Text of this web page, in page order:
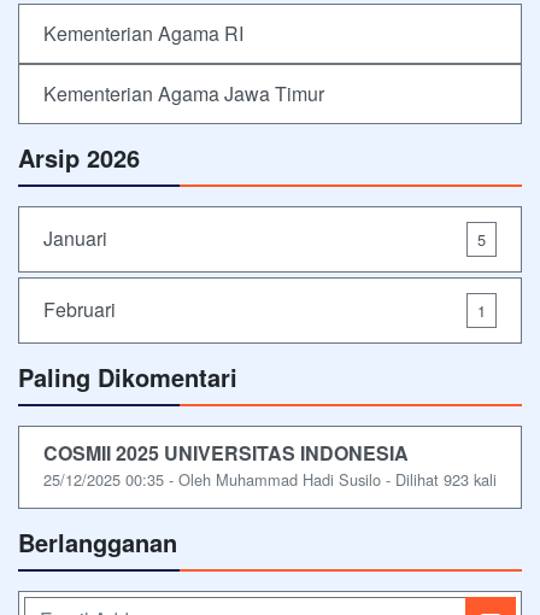
Kementerian Agama RI
Kementerian Agama Jawa Timur
Arsip 2026
Januari 5
Februari 1
Paling Dikomentari
COSMII 2025 UNIVERSITAS INDONESIA
25/12/2025 00:35 - Oleh Muhammad Hadi Susilo - Dilihat 923 kali
Berlangganan